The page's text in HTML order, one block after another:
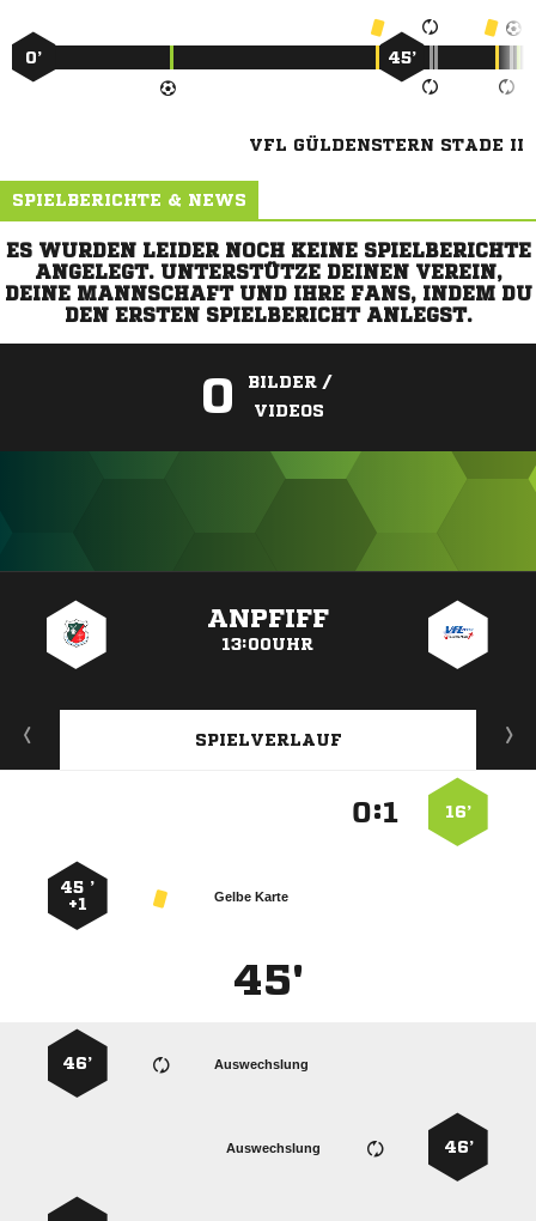
0’ 45’
VFL GÜLDENSTERN STADE II
SPIELBERICHTE & NEWS
ES WURDEN LEIDER NOCH KEINE SPIELBERICHTE
ANGELEGT. UNTERSTÜTZE DEINEN VEREIN,
DEINE MANNSCHAFT UND IHRE FANS, INDEM DU
DEN ERSTEN SPIELBERICHT ANLEGST.
0
BILDER /
VIDEOS
ANPFIFF
13:00UHR
SPIELVERLAUF
16’
:
Gelbe Karte
45 ’
+1
45'
Auswechslung
46’
46’
Auswechslung